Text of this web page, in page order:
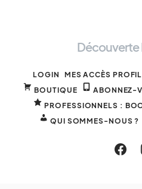
Découverte
LOGIN MES ACCÈS
BOUTIQUE
ABONNEZ-
PROFESSIONNELS :
QUI SOMMES-NOUS ?